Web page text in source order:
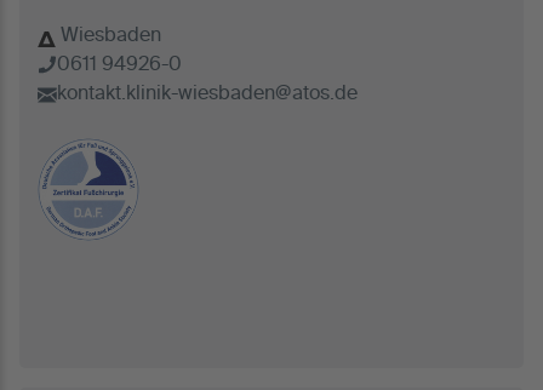
Wiesbaden
0611 94926-0
kontakt.klinik-wiesbaden@atos.de